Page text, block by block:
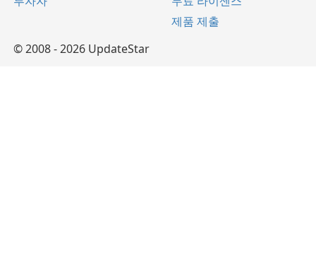
제품 제출
© 2008 - 2026 UpdateStar